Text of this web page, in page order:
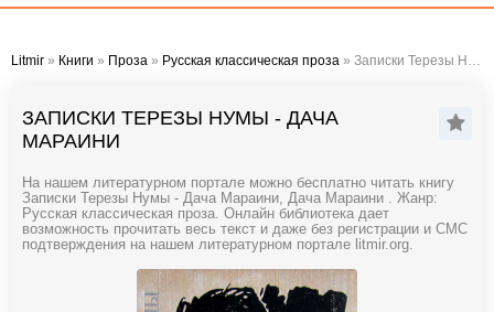
Litmir » Книги » Проза » Русская классическая проза » Записки Терезы Нумы - Дача Мараини
ЗАПИСКИ ТЕРЕЗЫ НУМЫ - ДАЧА
МАРАИНИ
На нашем литературном портале можно бесплатно читать книгу
Записки Терезы Нумы - Дача Мараини, Дача Мараини . Жанр:
Русская классическая проза. Онлайн библиотека дает
возможность прочитать весь текст и даже без регистрации и СМС
подтверждения на нашем литературном портале litmir.org.